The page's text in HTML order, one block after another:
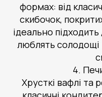
формах: від
скибочок,
ідеально підходить
люблять солодощі
4.
Хрусткі вафлі та